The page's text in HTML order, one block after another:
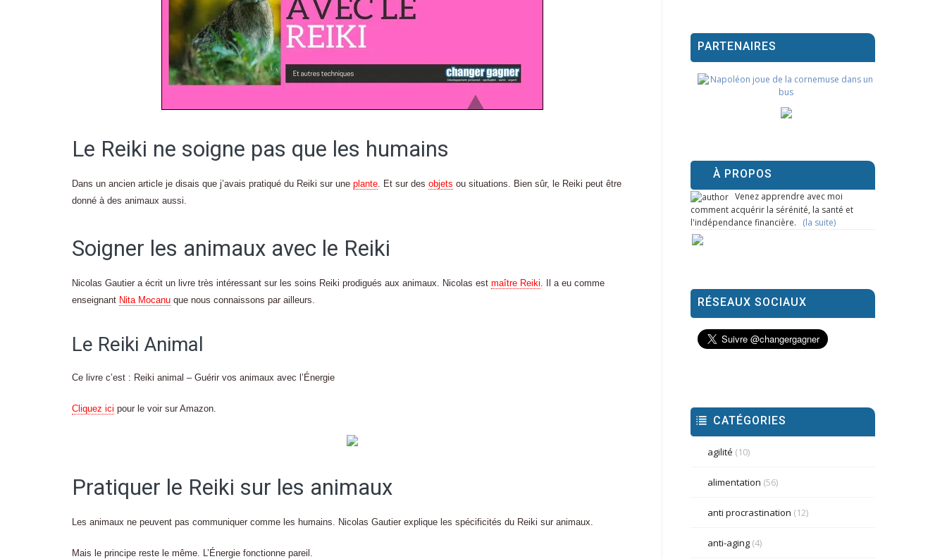
Le Reiki ne soigne pas que les humains
Dans un ancien article je disais que j’avais pratiqué du Reiki sur une plante. Et sur des objets ou situations. Bien sûr, le Reiki peut être
donné à des animaux aussi.
Soigner les animaux avec le Reiki
Nicolas Gautier a écrit un livre très intéressant sur les soins Reiki prodigués aux animaux. Nicolas est maître Reiki. Il a eu comme
enseignant Nita Mocanu que nous connaissons par ailleurs.
Le Reiki Animal
Ce livre c’est : Reiki animal – Guérir vos animaux avec l’Énergie
Cliquez ici pour le voir sur Amazon.
Pratiquer le Reiki sur les animaux
Les animaux ne peuvent pas communiquer comme les humains. Nicolas Gautier explique les spécificités du Reiki sur animaux.
Mais le principe reste le même. L’Énergie fonctionne pareil.
PARTENAIRES
À PROPOS
Venez apprendre avec moi
comment acquérir la sérénité, la santé et
l'indépendance financière. (la suite)
RÉSEAUX SOCIAUX
CATÉGORIES
agilité (10)
alimentation (56)
anti procrastination (12)
anti-aging(4)